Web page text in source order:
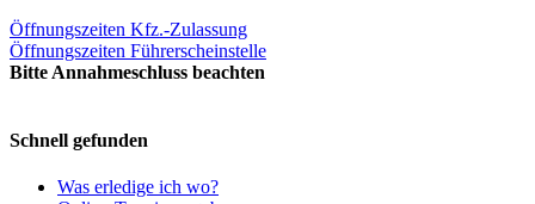
Öffnungszeiten Kfz.-Zulassung
Öffnungszeiten Führerscheinstelle
Bitte Annahmeschluss beachten
Schnell gefunden
Was erledige ich wo?